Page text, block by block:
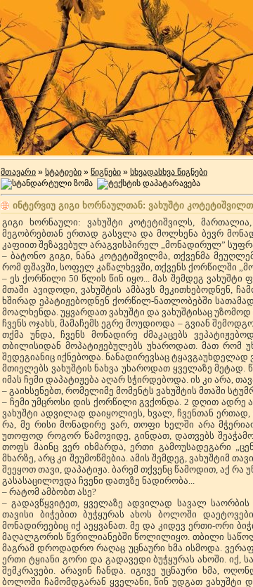
მთავარი » სტატიები » წიგნები » სხვადასხვა წიგნები
ინტერვიუ გიგი ხორნაულთან: ვახუშტი
გიგი ხორნაული: ვახუშტი კოტეტიშვილს,
მეგობრებთან ერთად გასვლა და მოლხენა ბევრ
კაფიით შეზავებულ არაგვისპირელ „მონადირულ”
– ბატონო გიგი, ნანა კოტეტიშვილმა, თქვენმა
რომ ფშავში, სოფელ კაწალხევში, თქვენს ქორწილში
– ეს ქორწილი 50 წლის წინ იყო... მას შემდეგ ვახუშტი
მთაში ავიდოდი, ვახუშტის ამბავს მეკითხებოდნენ,
ხშირად ეპატიჟებოდნენ ქორწილ-ნათლობებში
მოალხენდა. უყვარდათ ვახუშტი და ვახუშტისაც
ჩვენს ოჯახს, მამაჩემს ეგრე მოუდიოდა – გვიან
თქმა უნდა, ჩვენს მონადირე ძმაკაცებს
თბილისიდან მოპატიჟებულებს უხაროდათ. მათ რომ
შედეგიანიც იქნებოდა. ნანადირევსაც ტყავგაუხდელად
მთიელებს ვახუშტის ნახვა უხაროდათ ყველაზე მეტად.
იმას ჩემი დაპატიჟება აღარ სჭირდებოდა. ის კი არა,
– გაიხსენებთ, რომელიმე მომენტს ვახუშტის მთაში
– ჩემი უმცროსი დის ქორწილი გვქონდა. 2 დღით ადრე
ვახუშტი ადვილად დაიყოლიეს, ხვალ, ჩვენთან ერთად,
რა, მე რისი მონადირე ვარ, თოფი ხელში არა
უთოფოდ როგორ წამოვიდე, გინდათ, დათვებს
თოფს მაინც ვერ იხმარდა, ერთი გამოუსადეგარი
მხარზე, არც კი შეუმოწმებია. ამის შემდეგ, ვახუშტიმ
შეეყოთ თავი, დაპატიჟა. ბარემ თქვენც წამოდით, აქ
გასასაცილოვდა ჩვენი დათვზე ნადირობა...
– რატომ ამბობთ ასე?
– გადავწყვიტეთ, ყველაზე ადვილად სავალ საორბის
თავისი ბიჭებით ბუჭყურას ახოს ბოლოში
მონადირეებიც იქ აეყვანათ. მე და კიდევ ერთი-ორი
მაღალგორის წვრილიანებში წოლილიყო. თბილი
მაგრამ დროდადრო რაღაც უცნაური ხმა ისმოდა.
ერთი ტყიანი გორი და გადავედი ბუჭყურას ახოში. იქ,
შემკრავები. არავინ ჩანდა. იგივე უცნაური ხმა,
ბოლოში ჩამომდგარან ყველანი, წინ უდგათ ვახუშტი